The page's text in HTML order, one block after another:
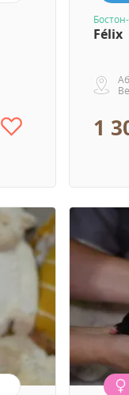
Félix
1